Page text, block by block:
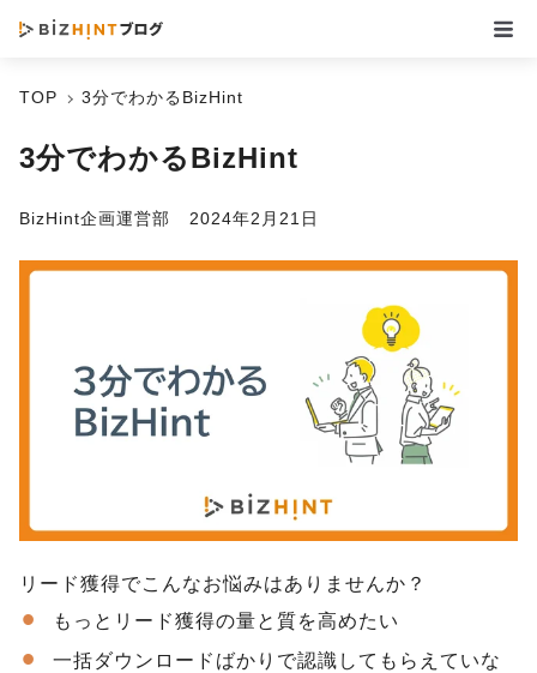
TOP 3分でわかるBizHint
3分でわかるBizHint
BizHint企画運営部 2024年2月21日
リード獲得でこんなお悩みはありませんか？
もっとリード獲得の量と質を高めたい
一括ダウンロードばかりで認識してもらえていな